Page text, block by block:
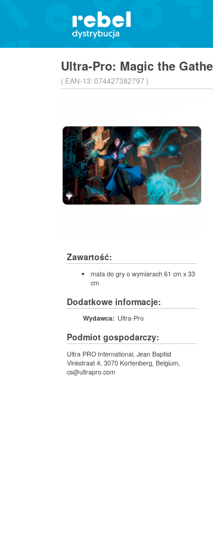
Ultra-Pro: Magic the
( EAN-13:074427382797 )
Zawartość:
mata do gry o wymiarach 61 cm x 33
cm
Dodatkowe informacje:
Wydawca: Ultra-Pro
Podmiot gospodarczy:
Ultra PRO International, Jean Baptist
Vinkstraat 4, 3070 Kortenberg, Belgium,
cs@ultrapro.com